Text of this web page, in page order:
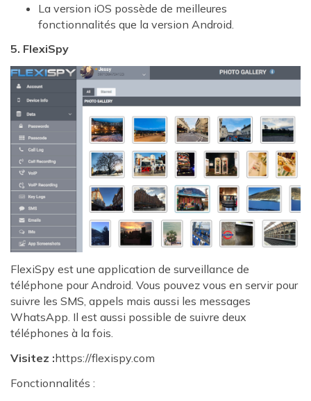
La version iOS possède de meilleures
fonctionnalités que la version Android.
5. FlexiSpy
FlexiSpy est une application de surveillance de
téléphone pour Android. Vous pouvez vous en servir pour
suivre les SMS, appels mais aussi les messages
WhatsApp. Il est aussi possible de suivre deux
téléphones à la fois.
Visitez :https://flexispy.com
Fonctionnalités :